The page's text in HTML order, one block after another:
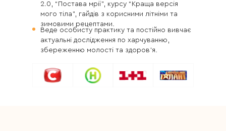
Веде особисту практику та постійно вивчає
актуальні дослідження по харчуванню,
збереженню молості та здоров’я.
2.0, “Постава мрії”, курсу “Краща версія
мого тіла”, гайдів з корисними літніми та
зимовими рецептами.